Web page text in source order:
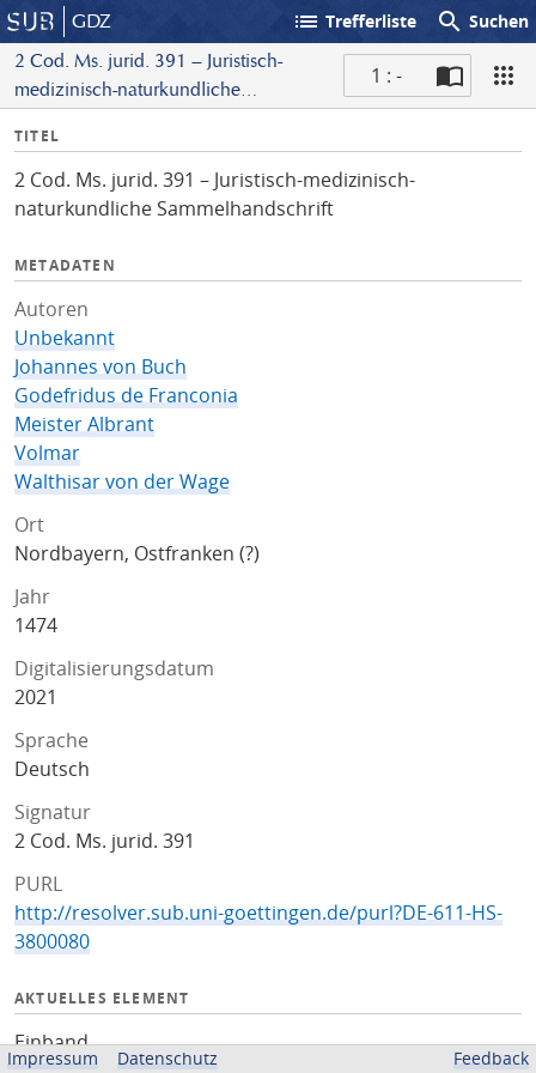
GDZ list Trefferliste search Suchen
2 Cod. Ms. jurid. 391 – Juristisch-
medizinisch-naturkundliche
1 : -
I
f
o
TITEL
2 Cod. Ms. jurid. 391 – Juristisch-medizinisch-
naturkundliche Sammelhandschrift
METADATEN
Autoren
Unbekannt
Johannes von Buch
Godefridus de Franconia
Meister Albrant
Volmar
Walthisar von der Wage
Ort
Nordbayern, Ostfranken (?)
Jahr
1474
Digitalisierungsdatum
2021
Sprache
Deutsch
Signatur
2 Cod. Ms. jurid. 391
PURL
http://resolver.sub.uni-goettingen.de/purl?DE-611-HS-
3800080
AKTUELLES ELEMENT
Einband
Impressum Datenschutz Feedback